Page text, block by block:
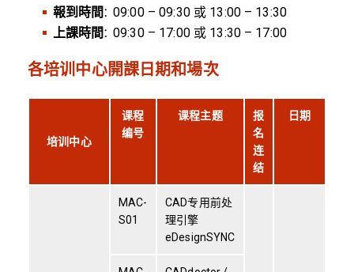
報到時間:09:00 – 09:30 或 13:00 – 13:30
上課時間: 09:30 – 17:00 或 13:30 – 17:00
各培训中心開課日期和場次
培训中心
课程
编号
课程主题
报
名
连
结
日期
MAC-
S01
CAD专用前处
理引擎
eDesignSYNC